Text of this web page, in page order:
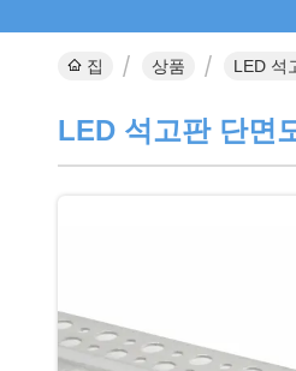
집 상품 LED 석
LED 석고판 단면